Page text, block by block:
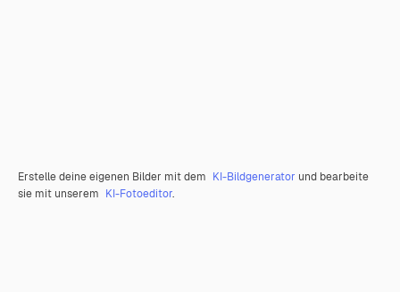
Erstelle deine eigenen Bilder mit dem KI-Bildgenerator und bearbeite
sie mit unserem KI-Fotoeditor.